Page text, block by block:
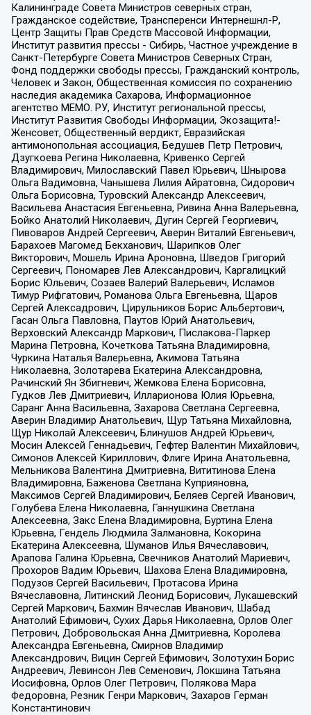
Калининграде Совета Министров северных стран,
Гражданское содействие, Трансперенси Интернешнл-Р,
Центр Защиты Прав Средств Массовой Информации,
Институт развития прессы - Сибирь, Частное учреждение в
Санкт-Петербурге Совета Министров Северных Стран,
Фонд поддержки свободы прессы, Гражданский контроль,
Человек и Закон, Общественная комиссия по сохранению
наследия академика Сахарова, Информационное
агентство МЕМО. РУ, Институт региональной прессы,
Институт Развития Свободы Информации, Экозащита!-
Женсовет, Общественный вердикт, Евразийская
антимонопольная ассоциация, Бедушев Петр Петрович,
Дзугкоева Регина Николаевна, Кривенко Сергей
Владимирович, Милославский Павел Юрьевич, Шнырова
Ольга Вадимовна, Чанышева Лилия Айратовна, Сидорович
Ольга Борисовна, Туровский Александр Алексеевич,
Васильева Анастасия Евгеньевна, Ривина Анна Валерьевна,
Бойко Анатолий Николаевич, Дугин Сергей Георгиевич,
Пивоваров Андрей Сергеевич, Аверин Виталий Евгеньевич,
Барахоев Магомед Бекханович, Шарипков Олег
Викторович, Мошель Ирина Ароновна, Шведов Григорий
Сергеевич, Пономарев Лев Александрович, Каргалицкий
Борис Юльевич, Созаев Валерий Валерьевич, Исламов
Тимур Рифгатович, Романова Ольга Евгеньевна, Щаров
Сергей Алексадрович, Цирульников Борис Альбертович,
Гасан Ольга Павловна, Паутов Юрий Анатольевич,
Верховский Александр Маркович, Пислакова-Паркер
Марина Петровна, Кочеткова Татьяна Владимировна,
Чуркина Наталья Валерьевна, Акимова Татьяна
Николаевна, Золотарева Екатерина Александровна,
Рачинский Ян Збигневич, Жемкова Елена Борисовна,
Гудков Лев Дмитриевич, Илларионова Юлия Юрьевна,
Саранг Анна Васильевна, Захарова Светлана Сергеевна,
Аверин Владимир Анатольевич, Щур Татьяна Михайловна,
Щур Николай Алексеевич, Блинушов Андрей Юрьевич,
Мосин Алексей Геннадьевич, Гефтер Валентин Михайлович,
Симонов Алексей Кириллович, Флиге Ирина Анатольевна,
Мельникова Валентина Дмитриевна, Вититинова Елена
Владимировна, Баженова Светлана Куприяновна,
Максимов Сергей Владимирович, Беляев Сергей Иванович,
Голубева Елена Николаевна, Ганнушкина Светлана
Алексеевна, Закс Елена Владимировна, Буртина Елена
Юрьевна, Гендель Людмила Залмановна, Кокорина
Екатерина Алексеевна, Шуманов Илья Вячеславович,
Арапова Галина Юрьевна, Свечников Анатолий Мариевич,
Прохоров Вадим Юрьевич, Шахова Елена Владимировна,
Подузов Сергей Васильевич, Протасова Ирина
Вячеславовна, Литинский Леонид Борисович, Лукашевский
Сергей Маркович, Бахмин Вячеслав Иванович, Шабад
Анатолий Ефимович, Сухих Дарья Николаевна, Орлов Олег
Петрович, Добровольская Анна Дмитриевна, Королева
Александра Евгеньевна, Смирнов Владимир
Александрович, Вицин Сергей Ефимович, Золотухин Борис
Андреевич, Левинсон Лев Семенович, Локшина Татьяна
Иосифовна, Орлов Олег Петрович, Полякова Мара
Федоровна, Резник Генри Маркович, Захаров Герман
Константинович